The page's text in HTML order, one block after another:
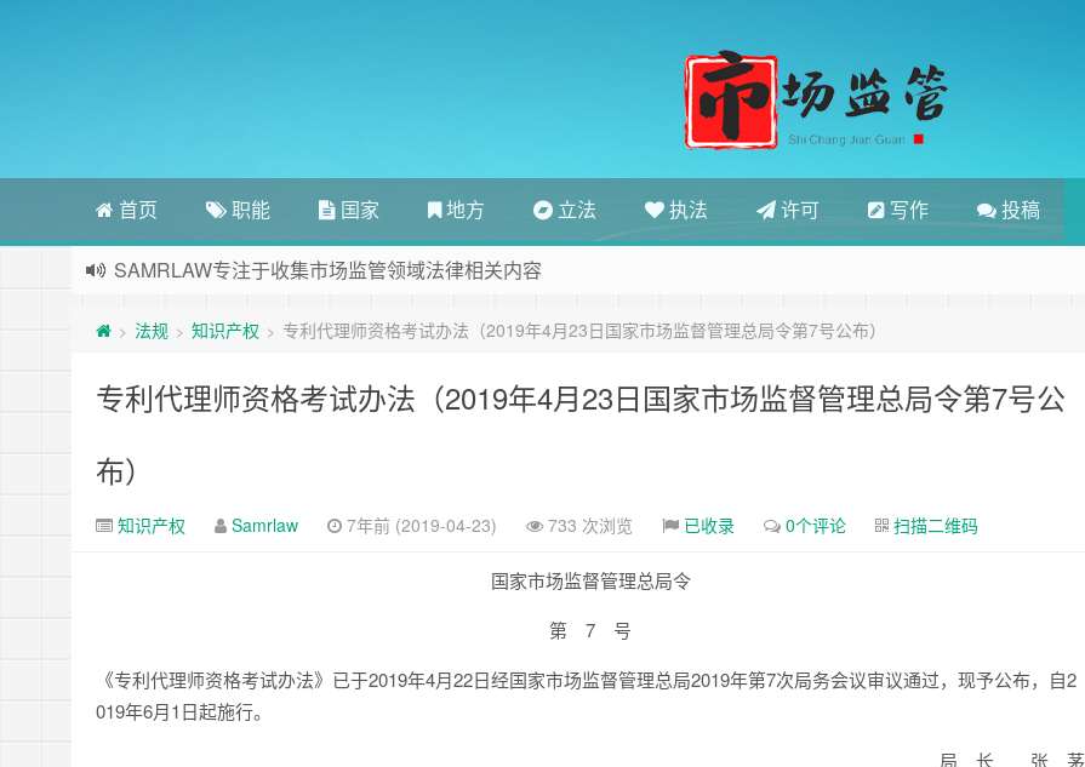
首页 职能 国家 地方 立法 执法 许可 写作 投稿
SAMRLAW专注于收集市场监管领域法律相关内容
> 法规 > 知识产权 > 专利代理师资格考试办法（2019年4月23日国家市场监督管理总局令第7号公布）
专利代理师资格考试办法（2019年4月23日国家市场监督管理总局令第7号公
布）
知识产权 Samrlaw 7年前 (2019-04-23) 733 次浏览 已收录 0个评论 扫描二维码
国家市场监督管理总局令
第 7 号
《专利代理师资格考试办法》已于2019年4月22日经国家市场监督管理总局2019年第7次局务会议审议通过，现予公布，自2
019年6月1日起施行。
局 长 张 茅